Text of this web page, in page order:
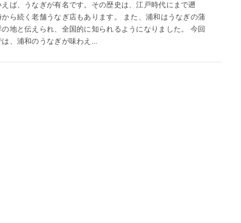
えば、うなぎが有名です。その歴史は、江戸時代にまで遡
から続く老舗うなぎ店もあります。 また、浦和はうなぎの蒲
の地と伝えられ、全国的に知られるようになりました。 今回
、浦和のうなぎが味わえ...